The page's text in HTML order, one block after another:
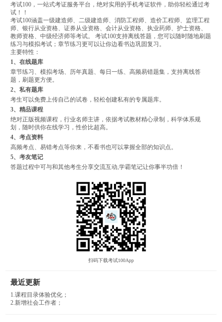
考试100，一站式考证服务平台，绝对实用的手机考证软件，助你轻松通过考
试！！
考试100涵盖一级建造师、二级建造师、消防工程师、造价工程师、监理工程
师、银行从业资格、证券从业资格、会计从业资格、执业药师、护士资格、
教师资格、中级经济师等考试。 考试100支持离线答题，您可以随时随地刷题
练习与模拟考试；章节练习更可以让你边看书边巩固复习。
主要特性：
1、在线题库
章节练习、模拟考场、历年真题、每日一练、高频易错题集，支持离线答
题，刷题更方便。
2、私有题库
考生可以免费上传自己的试卷，轻松创建私有的专属题库。
3、精品课程
绝对正版视频课程，行业名师主讲，依据考试教材精心录制，科学体系规
划，随时供你在线学习，性价比超高。
4、考点资料
高频考点、易错考点等你来，不看书也可以掌握全部的知识点。
5、考友笔记
答题过程中可与和其他考生分享交流互动,学霸笔记让你事半功倍！
扫码下载考试100App
最近更新
1.课程目录体验优化；
2.新增社会工作者；